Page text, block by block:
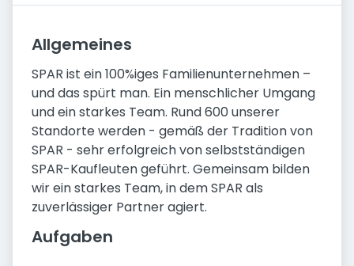
Allgemeines
SPAR ist ein 100%iges Familienunternehmen –
und das spürt man. Ein menschlicher Umgang
und ein starkes Team. Rund 600 unserer
Standorte werden - gemäß der Tradition von
SPAR - sehr erfolgreich von selbstständigen
SPAR-Kaufleuten geführt. Gemeinsam bilden
wir ein starkes Team, in dem SPAR als
zuverlässiger Partner agiert.
Aufgaben